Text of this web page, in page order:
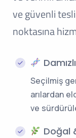
ve güvenli
noktasına
Seçilmiş
arılardan
ve
Doğal